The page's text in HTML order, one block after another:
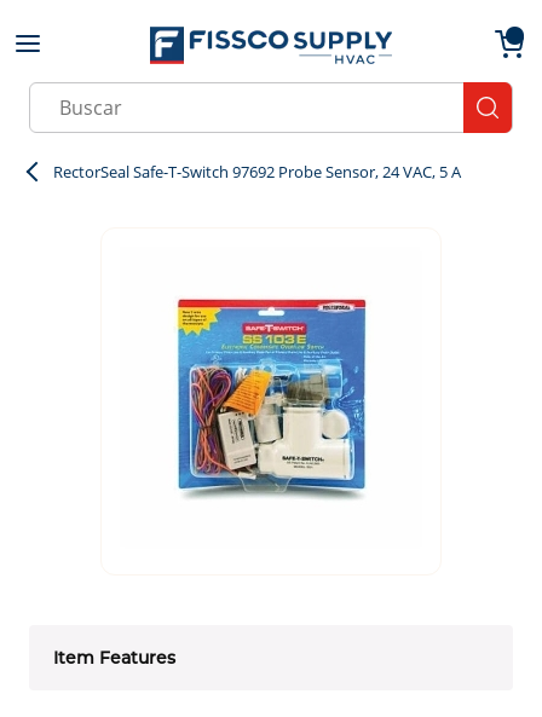
Skip to main content
Site Search
RectorSeal Safe-T-Switch 97692 Probe Sensor, 24 VAC, 5 A
Item Features